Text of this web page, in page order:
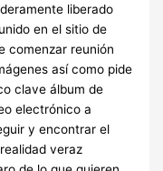
liberado
en el sitio de
comenzar reunión
así como pide
clave álbum de
electrónico a
y encontrar el
veraz